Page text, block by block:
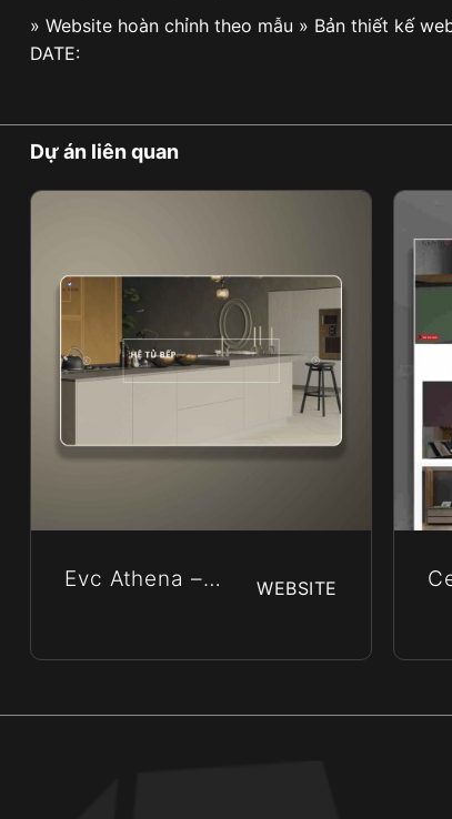
» Website hoàn chỉnh theo mẫu » Bản thiết kế
DATE:
Dự án liên quan
Evc Athena –
WEBSITE